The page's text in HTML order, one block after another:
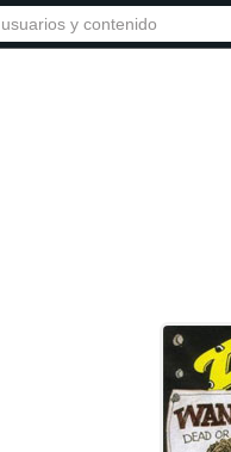
INICIO ARTISTAS